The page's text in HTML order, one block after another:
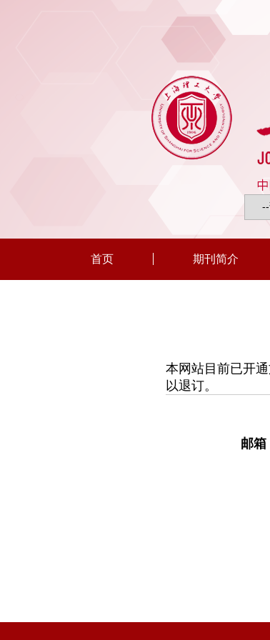
首页 期刊简介
本网站目前已开
以退订。
邮箱